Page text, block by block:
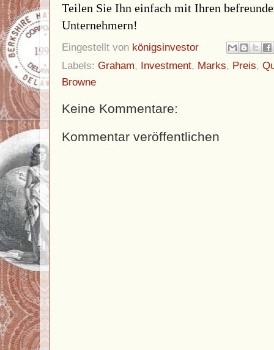
Teilen Sie Ihn einfach mit Ihren
Unternehmern!
Eingestellt von königsinvestor
Labels: Graham, Investment, Marks, Preis,
Browne
Keine Kommentare:
Kommentar veröffentlichen